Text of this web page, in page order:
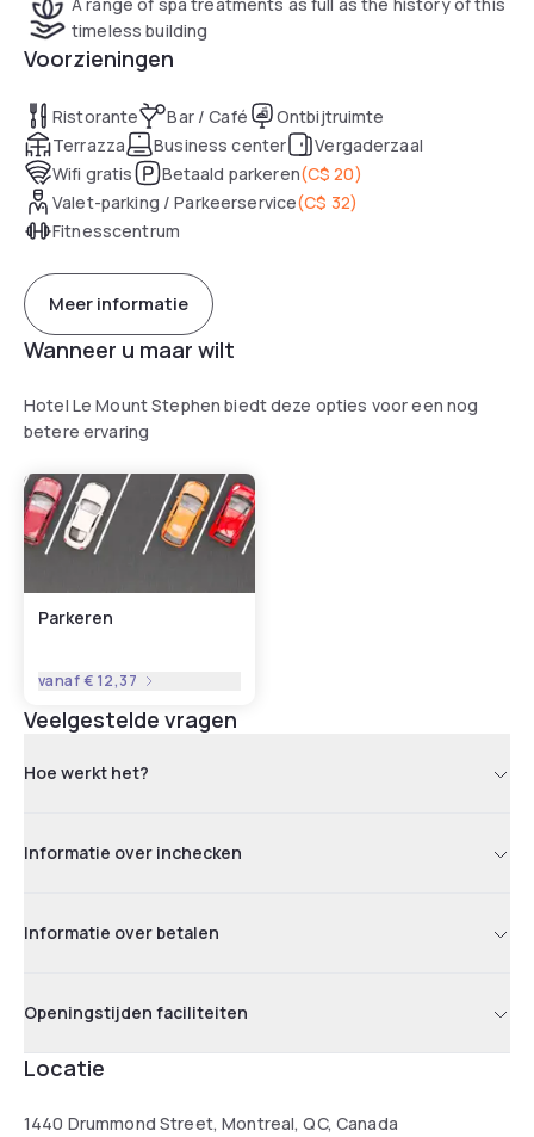
timeless building
Voorzieningen
Ristorante Bar / Café
Ontbijtruimte
Terrazza
Business center
Vergaderzaal
Wifi gratis
Betaald parkeren(C$ 20)
Valet-parking / Parkeerservice(C$ 32)
Fitnesscentrum
Meer informatie
Wanneer u maar wilt
Hotel Le Mount Stephen biedt deze opties voor een nog
betere ervaring
Parkeren
vanaf€ 12,37
Veelgestelde vragen
Hoe werkt het?
Informatie over inchecken
Informatie over betalen
Openingstijden faciliteiten
Locatie
1440 Drummond Street, Montreal, QC, Canada